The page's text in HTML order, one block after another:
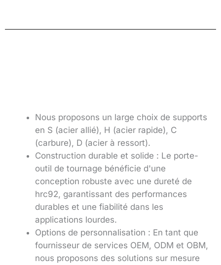
Nous proposons un large choix de supports
en S (acier allié), H (acier rapide), C
(carbure), D (acier à ressort).
Construction durable et solide : Le porte-
outil de tournage bénéficie d'une
conception robuste avec une dureté de
hrc92, garantissant des performances
durables et une fiabilité dans les
applications lourdes.
Options de personnalisation : En tant que
fournisseur de services OEM, ODM et OBM,
nous proposons des solutions sur mesure